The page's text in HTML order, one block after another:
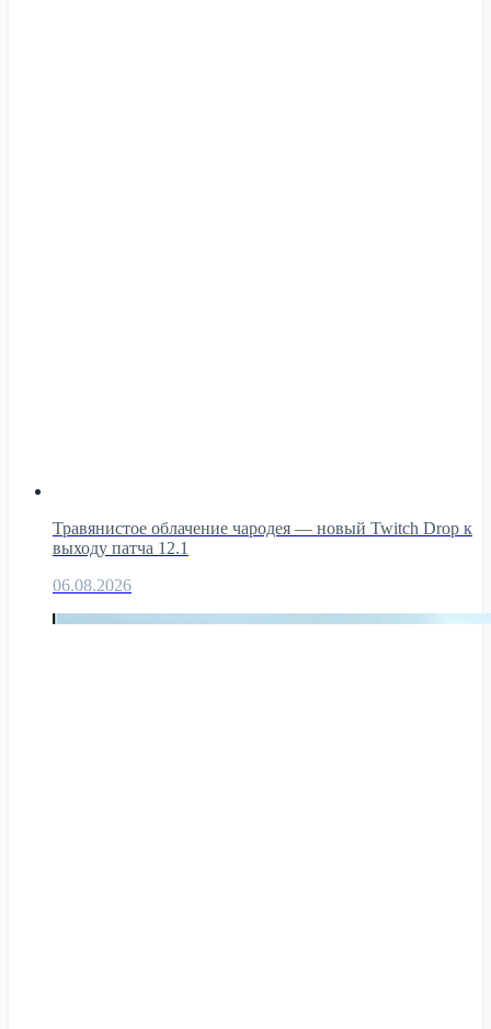
Травянистое облачение чародея — новый Twitch Drop к
выходу патча 12.1
06.08.2026